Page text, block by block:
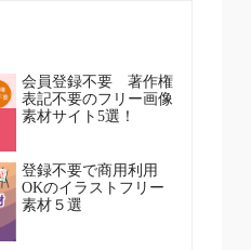
会員登録不要 著作権
表記不要のフリー画像
素材サイト5選！
登録不要で商用利用
OKのイラストフリー
素材５選